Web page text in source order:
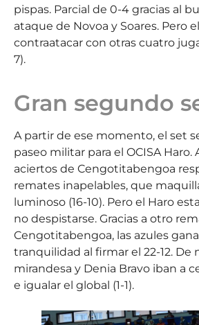
pispas. Parcial de 0-4 gracias al
ataque de Novoa y Soares. Pero
contraatacar con otras cuatro
7).
Gran segundo
A partir de ese momento, el set
paseo militar para el OCISA Haro.
aciertos de Cengotitabengoa
remates inapelables, que
luminoso (16-10). Pero el Haro
no despistarse. Gracias a otro
Cengotitabengoa, las azules
tranquilidad al firmar el 22-12. De
mirandesa y Denia Bravo iban a
e igualar el global (1-1).